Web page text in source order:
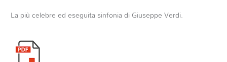
La più celebre ed eseguita sinfonia di Giuseppe Verdi.